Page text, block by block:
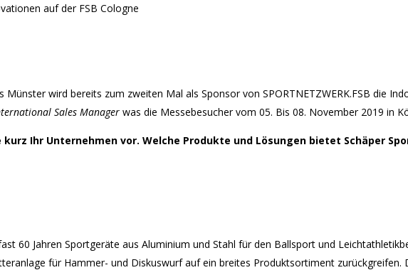
auf der FSB Cologne
Münster wird bereits zum zweiten Mal als Sponsor von SPORTNETZWERK.FSB die
Sales Manager was die Messebesucher vom 05. Bis 08. November 2019 in
kurz Ihr Unternehmen vor. Welche Produkte und Lösungen bietet Schäper
60 Jahren Sportgeräte aus Aluminium und Stahl für den Ballsport und
für Hammer- und Diskuswurf auf ein breites Produktsortiment